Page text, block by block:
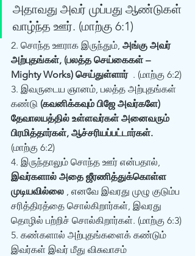
அதாவது அவர் முப்பது ஆண்டுகள்
வாழ்ந்த ஊர். (மாற்கு 6:1)
2. சொந்த ஊராக இருந்தும், அங்கு அவர்
அற்புதங்கள், (பலத்த செய்கைகள் –
Mighty Works) செய்துள்ளார் . (மாற்கு 6:2)
3. இவருடைய ஞானம், பலத்த அற்புதங்கள்
கண்டு (கவனிக்கவும் பிஜே அவர்களே)
தேவாலயத்தில் உள்ளவர்கள் அனைவரும்
பிரமித்தார்கள், ஆச்சரியப்பட்டார்கள்.
(மாற்கு 6:2)
4. இருந்தாலும் சொந்த ஊர் என்பதால்,
இவர்களால் அதை ஜீரணித்துக்கொள்ள
முடியவில்லை , எனவே இவரது முழு குடும்ப
சரித்திரத்தை சொல்கிறார்கள், இவரது
தொழில் பற்றிச் சொல்கிறார்கள். (மாற்கு 6:3)
5. கண்களால் அற்புதங்களைக் கண்டும்
இவர்கள் இவர் மீது விசுவாசம்